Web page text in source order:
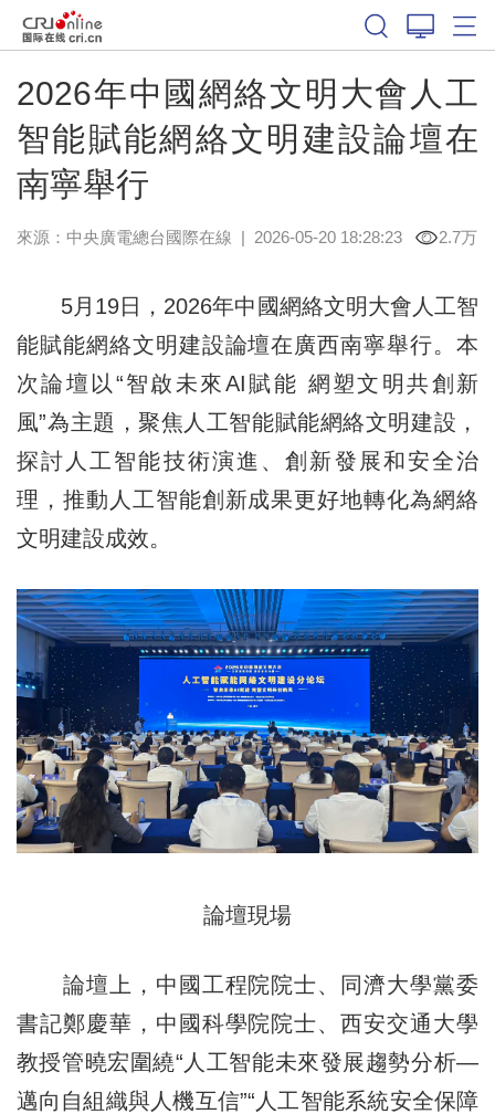
2026年中國網絡文明大會人工
智能賦能網絡文明建設論壇在
南寧舉行
來源：中央廣電總台國際在線 | 2026-05-20 18:28:23 2.7万
5月19日，2026年中國網絡文明大會人工智
能賦能網絡文明建設論壇在廣西南寧舉行。本
次論壇以“智啟未來AI賦能 網塑文明共創新
風”為主題，聚焦人工智能賦能網絡文明建設，
探討人工智能技術演進、創新發展和安全治
理，推動人工智能創新成果更好地轉化為網絡
文明建設成效。
論壇現場
論壇上，中國工程院院士、同濟大學黨委
書記鄭慶華，中國科學院院士、西安交通大學
教授管曉宏圍繞“人工智能未來發展趨勢分析—
邁向自組織與人機互信”“人工智能系統安全保障